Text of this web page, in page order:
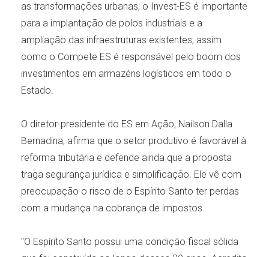
as transformações urbanas; o Invest-ES é importante
para a implantação de polos industriais e a
ampliação das infraestruturas existentes; assim
como o Compete ES é responsável pelo boom dos
investimentos em armazéns logísticos em todo o
Estado.
O diretor-presidente do ES em Ação, Nailson Dalla
Bernadina, afirma que o setor produtivo é favorável à
reforma tributária e defende ainda que a proposta
traga segurança jurídica e simplificação. Ele vê com
preocupação o risco de o Espírito Santo ter perdas
com a mudança na cobrança de impostos.
"O Espírito Santo possui uma condição fiscal sólida